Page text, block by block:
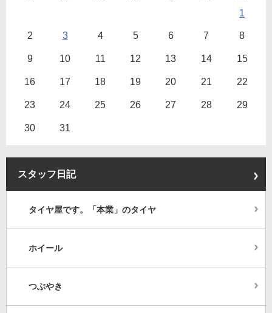
1
2 3 4 5 6 7 8
9 10 11 12 13 14 15
16 17 18 19 20 21 22
23 24 25 26 27 28 29
30 31
スタッフ日記
タイヤ屋です。「本業」のタイヤ
ホイール
つぶやき